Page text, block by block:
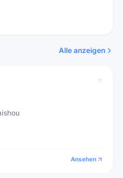
Alle anzeigen
Ansehen